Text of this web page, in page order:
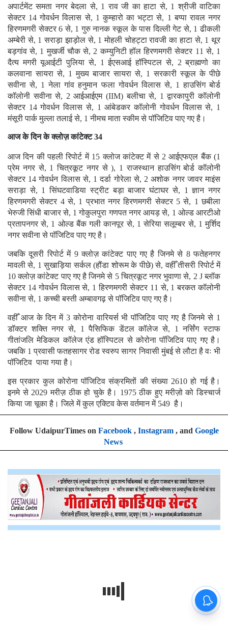
अपार्टमेंट समता नगर बेदला से, 1 राव जी का हाटा से, 1 श्रीजी वाटिका
सेक्टर 14 गोवर्धन विलास से, 1 कुम्हारो का भट्टा से, 1 बप्पा रावल नगर
हिरणमगरी सेक्टर 6 से, 1 गुरु नानक स्कूल के पास दिल्ली गेट से, 1 ढीकली
अम्बेरी से, 1 सराड़ा झाड़ोल से, 1 मोहली चोहट्टा रावजी का हाटा से, 1 थूर
बड़गांव से, 1 मुखर्जी चौक से, 2 कम्युनिटी हॉल हिरणमगरी सेक्टर 11 से, 1
दैत्य मगरी यूआईटी पुलिया से, 1 ईएसआई हॉस्पिटल से, 2 ब्राह्मणो का
कलवाना सायरा से, 1 मुख्य बाजार सायरा से, 1 सरकारी स्कूल के पीछे
सवीना से, 1 नेला गांव हनुमान फला गोवर्धन विलास से, 1 हाउसिंग बोर्ड
कॉलोनी सवीना से, 2 आईआईएम (IIM) बलीचा से, 1 द्वारकापुरी कॉलोनी
सेक्टर 14 गोवर्धन विलास से, 1 आंबेडकर कॉलोनी गोवर्धन विलास से, 1
मंसूरी पार्क मुल्ला तलाई से, 1 नीमच माता स्कीम से पॉजिटिव पाए गए है।
आज के दिन के क्लोज़ कांटेक्ट 34
आज दिन की पहली रिपोर्ट में 15 क्लोज कांटेक्ट में से 2 आईएफएल बैंक (1
प्रेम नगर से, 1 चित्रकूट नगर से ), 1 राजस्थान हाउसिंग बोर्ड कॉलोनी
सेक्टर 14 गोवर्धन विलास से, 1 दर्डा गोरेला से, 2 अशोक नगर जावर माइंस
सराड़ा से, 1 सिंघटवाडिया स्ट्रीट बड़ा बाजार घंटाघर से, 1 ज्ञान नगर
हिरणमगरी सेक्टर 4 से, 1 प्रभात नगर हिरणमगरी सेक्टर 5 से, 1 छबीला
भेरुजी सिंधी बाजार से, 1 गोकुलपुरा गणपत नगर आयड़ से, 1 ओल्ड आरटीओ
प्रतापनगर से, 1 ओल्ड बैंक गली कानपूर से, 1 सेरिया सलूम्बर से, 1 मुर्शिद
नगर सवीना से पॉजिटिव पाए गए है।
जबकि दूसरी रिपोर्ट में 9 क्लोज़ कांटेक्ट पाए गए है जिनमे से 8 फतेहनगर
मावली से, 1 सुखाड़िया सर्कल (हौंडा शोरूम के पीछे) से, वहीँ तीसरी रिपोर्ट में
10 क्लोज़ कांटेक्ट पाए गए है जिनमे से 5 चित्रकूट नगर भुवाणा से, 2 J ब्लॉक
सेक्टर 14 गोवर्धन विलास से, 1 हिरणमगरी सेक्टर 11 से, 1 बरकत कॉलोनी
सवीना से, 1 कच्ची बस्ती अम्बावगढ़ से पॉजिटिव पाए गए है।
वहीँ आज के दिन में 3 कोरोना वारियर्स भी पॉजिटिव पाए गए है जिनमे से 1
डॉक्टर शक्ति नगर से, 1 पैसिफिक डेंटल कॉलेज से, 1 नर्सिंग स्टाफ
गीतांजलि मेडिकल कॉलेज एंड हॉस्पिटल से कोरोना पॉजिटिव पाए गए है।
जबकि 1 प्रवासी फतहसागर रोड स्वरुप सागर निवासी मुंबई से लौटा है वः भी
पॉजिटिव पाया गया है।
इस प्रकार कुल कोरोना पॉजिटिव संक्रमितों की संख्या 2610 हो गई है।
इनमे से 2029 मरीज़ ठीक हो चुके है। 1975 ठीक हुए मरीज़ो को डिस्चार्ज
किया जा चूका है। जिले में कुल एक्टिव केस वर्तमान में 549 है।
Follow UdaipurTimes on Facebook, Instagram, and Google
News